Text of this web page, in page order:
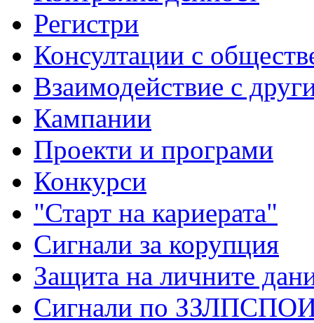
Регистри
Консултации с
Взаимодействие с
Кампании
Проекти и програми
Конкурси
"Старт на кариерата"
Сигнали за корупция
Защита на личните
Сигнали по